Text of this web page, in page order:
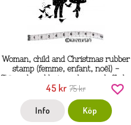
Woman, child and Christmas rubber
stamp (femme, enfant, noël) -
Stämpel med kvinna, barn och fåglar
från KatzelKraft SOLO
45 kr 75 kr
Info Köp